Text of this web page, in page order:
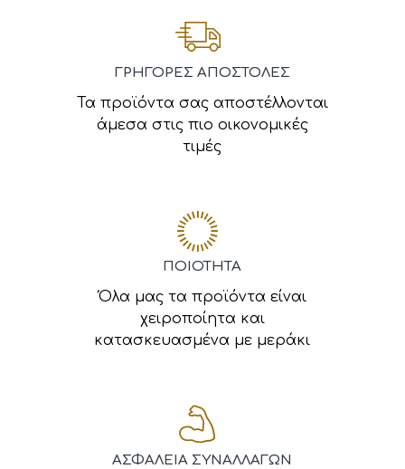
ΓΡΗΓΟΡΕΣ ΑΠΟΣΤΟΛΕΣ
Τα προϊόντα σας αποστέλλονται
άμεσα στις πιο οικονομικές
τιμές
ΠΟΙΟΤΗΤΑ
Όλα μας τα προϊόντα είναι
χειροποίητα και
κατασκευασμένα με μεράκι
ΑΣΦΑΛΕΙΑ ΣΥΝΑΛΛΑΓΩΝ